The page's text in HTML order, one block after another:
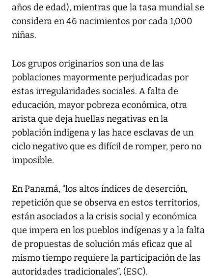
años de edad), mientras que la tasa mundial se
considera en 46 nacimientos por cada 1,000
niñas.
Los grupos originarios son una de las
poblaciones mayormente perjudicadas por
estas irregularidades sociales. A falta de
educación, mayor pobreza económica, otra
arista que deja huellas negativas en la
población indígena y las hace esclavas de un
ciclo negativo que es difícil de romper, pero no
imposible.
En Panamá, “los altos índices de deserción,
repetición que se observa en estos territorios,
están asociados a la crisis social y económica
que impera en los pueblos indígenas y a la falta
de propuestas de solución más eficaz que al
mismo tiempo requiere la participación de las
autoridades tradicionales”, (ESC).